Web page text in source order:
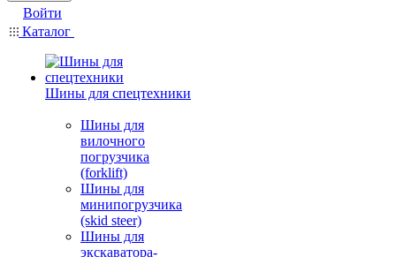
Войти
Каталог
Шины для спецтехники
Шины для
вилочного
погрузчика
(forklift)
Шины для
минипогрузчика
(skid steer)
Шины для
экскаватора-